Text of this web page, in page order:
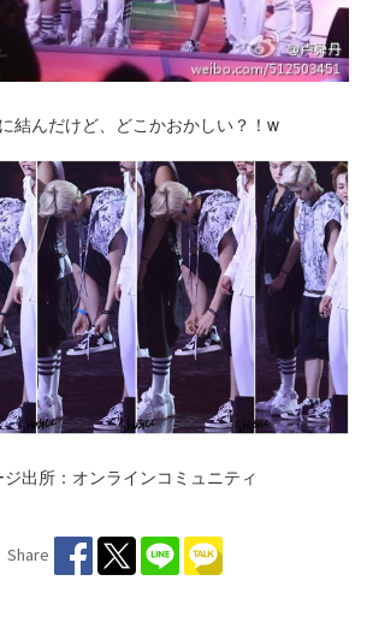
結んだけど、どこかおかしい？！w
出所：オンラインコミュニティ
Share